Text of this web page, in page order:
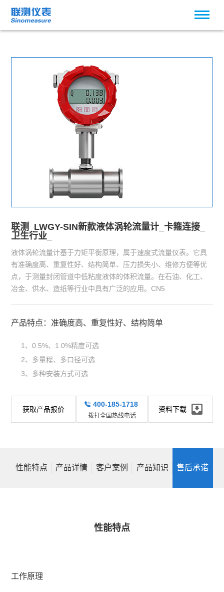
联测_LWGY-SIN新款液体涡轮流量计_卡箍连接_
卫生行业_
液体涡轮流量计基于力矩平衡原理，属于速度式流量仪表。它具
有准确度高、重复性好、结构简单、压力损失小、维修方便等优
点，于测量封闭管道中低粘度液体的体积流量。在石油、化工、
冶金、供水、造纸等行业中具有广泛的应用。CN5
产品特点：准确度高、重复性好、结构简单
1、0.5%、1.0%精度可选
2、多量程、多口径可选
3、多种安装方式可选
获取产品报价
400-185-1718
拨打全国热线电话
资料下载
性能特点 产品详情 客户案例 产品知识 售后承诺
性能特点
工作原理